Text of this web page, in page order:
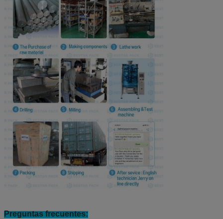
Preguntas frecuentes: